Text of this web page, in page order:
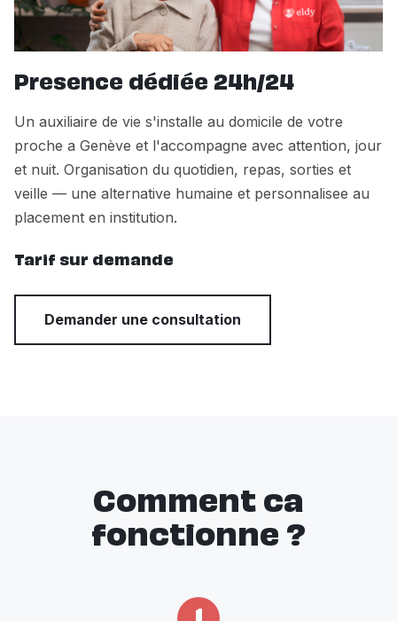
Presence dédiée 24h/24
Un auxiliaire de vie s'installe au domicile de votre
proche a Genève et l'accompagne avec attention, jour
et nuit. Organisation du quotidien, repas, sorties et
veille — une alternative humaine et personnalisee au
placement en institution.
Tarif sur demande
Demander une consultation
Comment ca
fonctionne ?